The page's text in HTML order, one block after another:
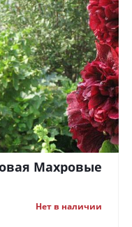
Махровые
Нет в наличии